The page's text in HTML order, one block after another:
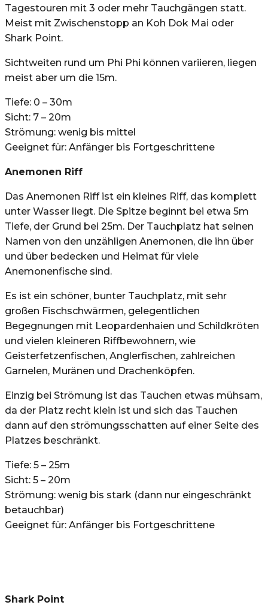
Tagestouren mit 3 oder mehr Tauchgängen statt.
Meist mit Zwischenstopp an Koh Dok Mai oder
Shark Point.
Sichtweiten rund um Phi Phi können variieren, liegen
meist aber um die 15m.
Tiefe: 0 – 30m
Sicht: 7 – 20m
Strömung: wenig bis mittel
Geeignet für: Anfänger bis Fortgeschrittene
Anemonen Riff
Das Anemonen Riff ist ein kleines Riff, das komplett
unter Wasser liegt. Die Spitze beginnt bei etwa 5m
Tiefe, der Grund bei 25m. Der Tauchplatz hat seinen
Namen von den unzähligen Anemonen, die ihn über
und über bedecken und Heimat für viele
Anemonenfische sind.
Es ist ein schöner, bunter Tauchplatz, mit sehr
großen Fischschwärmen, gelegentlichen
Begegnungen mit Leopardenhaien und Schildkröten
und vielen kleineren Riffbewohnern, wie
Geisterfetzenfischen, Anglerfischen, zahlreichen
Garnelen, Muränen und Drachenköpfen.
Einzig bei Strömung ist das Tauchen etwas mühsam,
da der Platz recht klein ist und sich das Tauchen
dann auf den strömungsschatten auf einer Seite des
Platzes beschränkt.
Tiefe: 5 – 25m
Sicht: 5 – 20m
Strömung: wenig bis stark (dann nur eingeschränkt
betauchbar)
Geeignet für: Anfänger bis Fortgeschrittene
Shark Point